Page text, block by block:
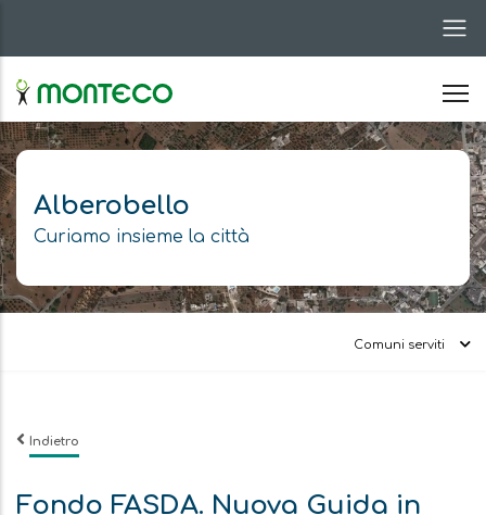
al
contenuto
principale
Alberobello
Curiamo insieme la città
Comuni serviti
Indietro
Fondo FASDA. Nuova Guida in